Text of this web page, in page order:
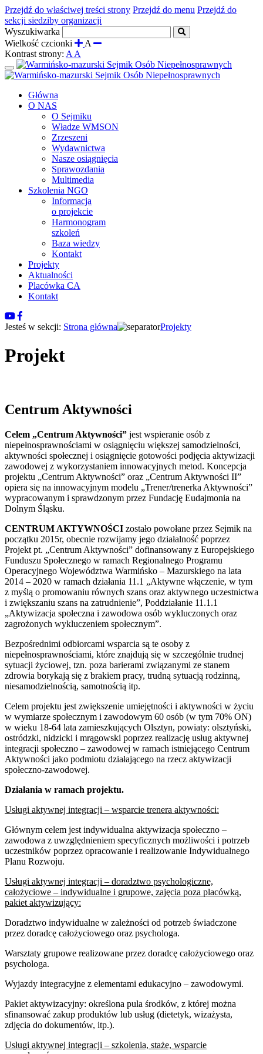
Przejdź do właściwej treści strony Przejdź do menu Przejdź do
sekcji siedziby organizacji
Wyszukiwarka
Wielkość czcionki
A
Kontrast strony: A A
Rozwiń
menu
Główna
O NAS
O Sejmiku
Władze WMSON
Zrzeszeni
Wydawnictwa
Nasze osiągnięcia
Sprawozdania
Multimedia
Szkolenia NGO
Informacja
o projekcie
Harmonogram
szkoleń
Baza wiedzy
Kontakt
Projekty
Aktualności
Placówka CA
Kontakt
Jesteś w sekcji: Strona główna Projekty
Projekt
Centrum Aktywności
Celem „Centrum Aktywności” jest wspieranie osób z
niepełnosprawnościami w osiągnięciu większej samodzielności,
aktywności społecznej i osiągnięcie gotowości podjęcia aktywizacji
zawodowej z wykorzystaniem innowacyjnych metod. Koncepcja
projektu „Centrum Aktywności” oraz „Centrum Aktywności II”
opiera się na innowacyjnym modelu „Trener/trenerka Aktywności”
wypracowanym i sprawdzonym przez Fundację Eudajmonia na
Dolnym Śląsku.
CENTRUM AKTYWNOŚCI zostało powołane przez Sejmik na
początku 2015r, obecnie rozwijamy jego działalność poprzez
Projekt pt. „Centrum Aktywności” dofinansowany z Europejskiego
Funduszu Społecznego w ramach Regionalnego Programu
Operacyjnego Województwa Warmińsko – Mazurskiego na lata
2014 – 2020 w ramach działania 11.1 „Aktywne włączenie, w tym
z myślą o promowaniu równych szans oraz aktywnego uczestnictwa
i zwiększaniu szans na zatrudnienie”, Poddziałanie 11.1.1
„Aktywizacja społeczna i zawodowa osób wykluczonych oraz
zagrożonych wykluczeniem społecznym”.
Bezpośrednimi odbiorcami wsparcia są te osoby z
niepełnosprawnościami, które znajdują się w szczególnie trudnej
sytuacji życiowej, tzn. poza barierami związanymi ze stanem
zdrowia borykają się z brakiem pracy, trudną sytuacją rodzinną,
niesamodzielnością, samotnością itp.
Celem projektu jest zwiększenie umiejętności i aktywności w życiu
w wymiarze społecznym i zawodowym 60 osób (w tym 70% ON)
w wieku 18-64 lata zamieszkujących Olsztyn, powiaty: olsztyński,
ostródzki, nidzicki i mrągowski poprzez realizację usług aktywnej
integracji społeczno – zawodowej w ramach istniejącego Centrum
Aktywności jako podmiotu działającego na rzecz aktywizacji
społeczno-zawodowej.
Działania w ramach projektu.
Usługi aktywnej integracji – wsparcie trenera aktywności:
Głównym celem jest indywidualna aktywizacja społeczno –
zawodowa z uwzględnieniem specyficznych możliwości i potrzeb
uczestników poprzez opracowanie i realizowanie Indywidualnego
Planu Rozwoju.
Usługi aktywnej integracji – doradztwo psychologiczne,
całożyciowe – indywidualne i grupowe, zajęcia poza placówką,
pakiet aktywizujący:
Doradztwo indywidualne w zależności od potrzeb świadczone
przez doradcę całożyciowego oraz psychologa.
Warsztaty grupowe realizowane przez doradcę całożyciowego oraz
psychologa.
Wyjazdy integracyjne z elementami edukacyjno – zawodowymi.
Pakiet aktywizacyjny: określona pula środków, z której można
sfinansować zakup produktów lub usług (dietetyk, wizażysta,
zdjęcia do dokumentów, itp.).
Usługi aktywnej integracji – szkolenia, staże, wsparcie